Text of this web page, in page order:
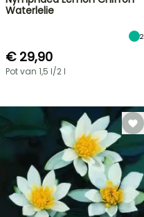
Waterlelie
2
€ 29,90
Pot van 1,5 l/2 l